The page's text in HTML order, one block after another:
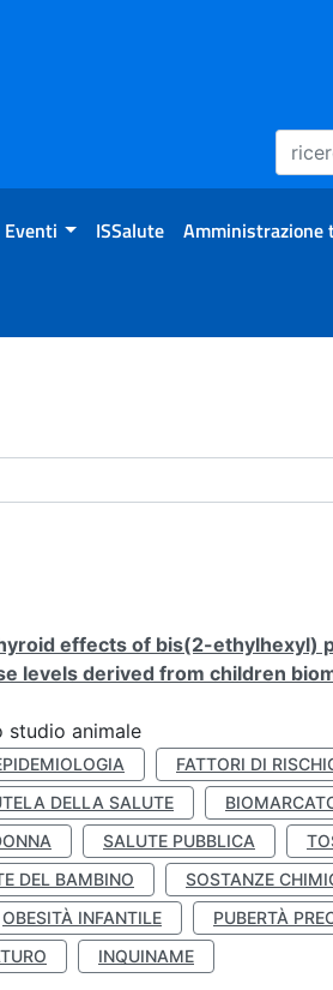
Eventi ISSalute Amministrazione
effects of bis(2-ethylhexyl)
levels derived from children
studio animale
FATTORI DI
DELLA SALUTE
SALUTE PUBBLICA
DEL BAMBINO SOSTANZE
OBESITÀ INFANTILE PUBERTÀ
INQUINAME